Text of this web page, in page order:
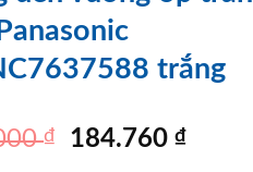
trắng
₫
Giá
184.760₫Giá